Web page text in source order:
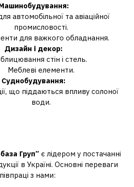
автомобільної та авіаційної
промисловості.
для важкого обладнання.
Дизайн і декор:
стін і стель.
Меблеві елементи.
Суднобудування:
що піддаються впливу солоної
води.
Груп” є лідером у постачанні
в Україні. Основні переваги
з нами: